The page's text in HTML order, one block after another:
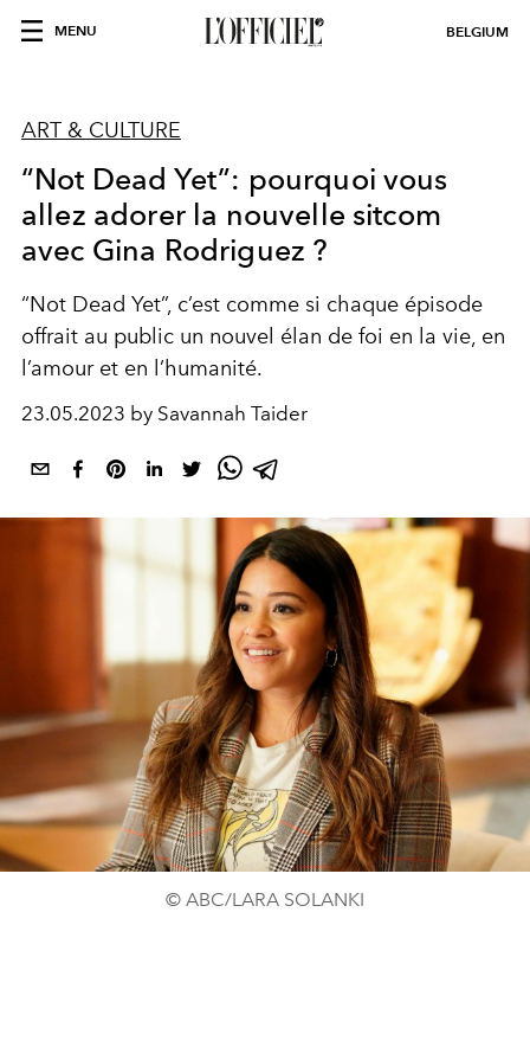
MENU BELGIUM
ART & CULTURE
“Not Dead Yet”: pourquoi vous
allez adorer la nouvelle sitcom
avec Gina Rodriguez ?
“Not Dead Yet”, c’est comme si chaque épisode
offrait au public un nouvel élan de foi en la vie, en
l’amour et en l’humanité.
23.05.2023 by Savannah Taider
© ABC/LARA SOLANKI